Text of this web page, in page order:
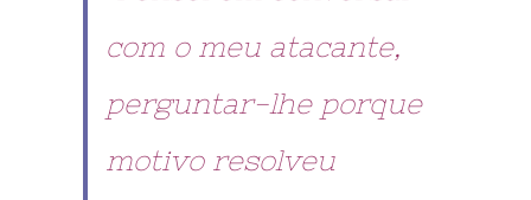
com o meu atacante,
perguntar-lhe porque
motivo resolveu